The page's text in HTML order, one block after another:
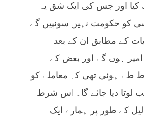
اور جس کی ایک شق یہ
کو حکومت نہیں سونپیں گے
کے مطابق ان کے بعد
ہوں گے اور بعض کے
طے ہوئی تھی کہ معاملے کو
لوٹا دیا جائے گا۔ اس شرط
کے طور پر ہمارے ایک